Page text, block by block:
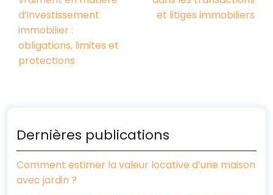
d’investissement
immobilier :
obligations, limites et
protections
et litiges immobiliers
Dernières publications
Comment estimer la valeur locative d’une maison
avec jardin ?